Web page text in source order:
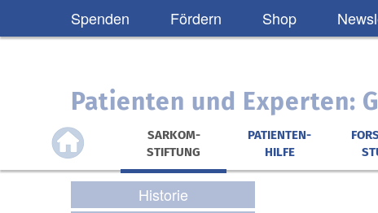
Spenden Fördern Shop
Patienten und Experten:
SARKOM-
STIFTUNG
PATIENTEN-
HILFE
Historie